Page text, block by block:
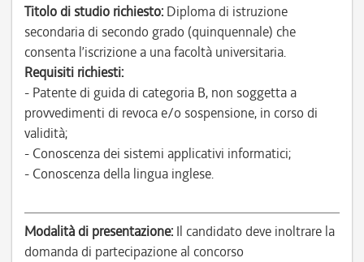
Titolo di studio richiesto: Diploma di istruzione
secondaria di secondo grado (quinquennale) che
consenta l’iscrizione a una facoltà universitaria.
Requisiti richiesti:
- Patente di guida di categoria B, non soggetta a
provvedimenti di revoca e/o sospensione, in corso di
validità;
- Conoscenza dei sistemi applicativi informatici;
- Conoscenza della lingua inglese.
Modalità di presentazione: Il candidato deve inoltrare la
domanda di partecipazione al concorso